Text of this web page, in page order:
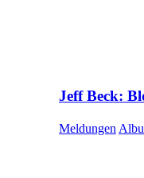
Jeff Beck:
Meldungen